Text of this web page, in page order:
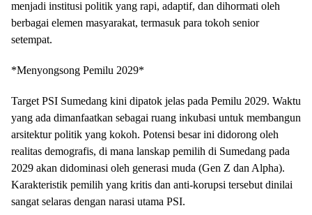
menjadi institusi politik yang rapi, adaptif, dan dihormati oleh
berbagai elemen masyarakat, termasuk para tokoh senior
setempat.
*​Menyongsong Pemilu 2029*
Target PSI Sumedang kini dipatok jelas pada Pemilu 2029. Waktu
yang ada dimanfaatkan sebagai ruang inkubasi untuk membangun
arsitektur politik yang kokoh. Potensi besar ini didorong oleh
realitas demografis, di mana lanskap pemilih di Sumedang pada
2029 akan didominasi oleh generasi muda (Gen Z dan Alpha).
Karakteristik pemilih yang kritis dan anti-korupsi tersebut dinilai
sangat selaras dengan narasi utama PSI.